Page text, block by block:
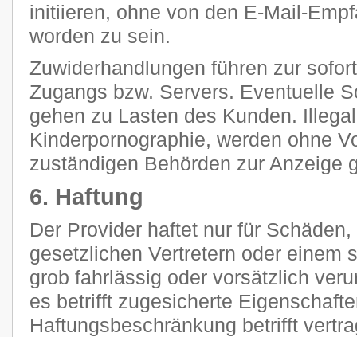
initiieren, ohne von den E-Mail-
worden zu sein.
Zuwiderhandlungen führen zur
Zugangs bzw. Servers. Eventuelle
gehen zu Lasten des Kunden.
Kinderpornographie, werden ohne
zuständigen Behörden zur Anzeige
6. Haftung
Der Provider haftet nur für
gesetzlichen Vertretern oder einem
grob fahrlässig oder vorsätzlich
es betrifft zugesicherte
Haftungsbeschränkung betrifft